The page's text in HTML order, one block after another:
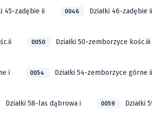
45-zadębie ii 0046 Działki 46-zadębie
0050 Działki 50-zemborzyce kośc.iii
i 0054 Działki 54-zemborzyce górne ii
Działki 58-las dąbrowa i 0059 Działki